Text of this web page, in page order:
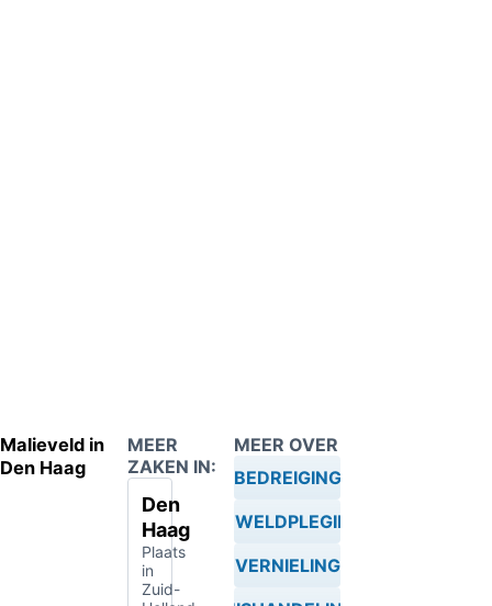
Malieveld in
Den Haag
MEER
ZAKEN IN:
Den
Haag
Plaats
in
Zuid-
MEER OVER
BEDREIGING
GEWELDPLEGING
VERNIELING